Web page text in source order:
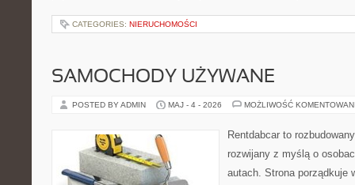
CATEGORIES: NIERUCHOMOŚCI
SAMOCHODY UŻYWANE
POSTED BY ADMIN MAJ - 4 - 2026 MOŻLIWOŚĆ
Rentdabcar to
rozwijany z myślą o
autach. Strona porządkuje